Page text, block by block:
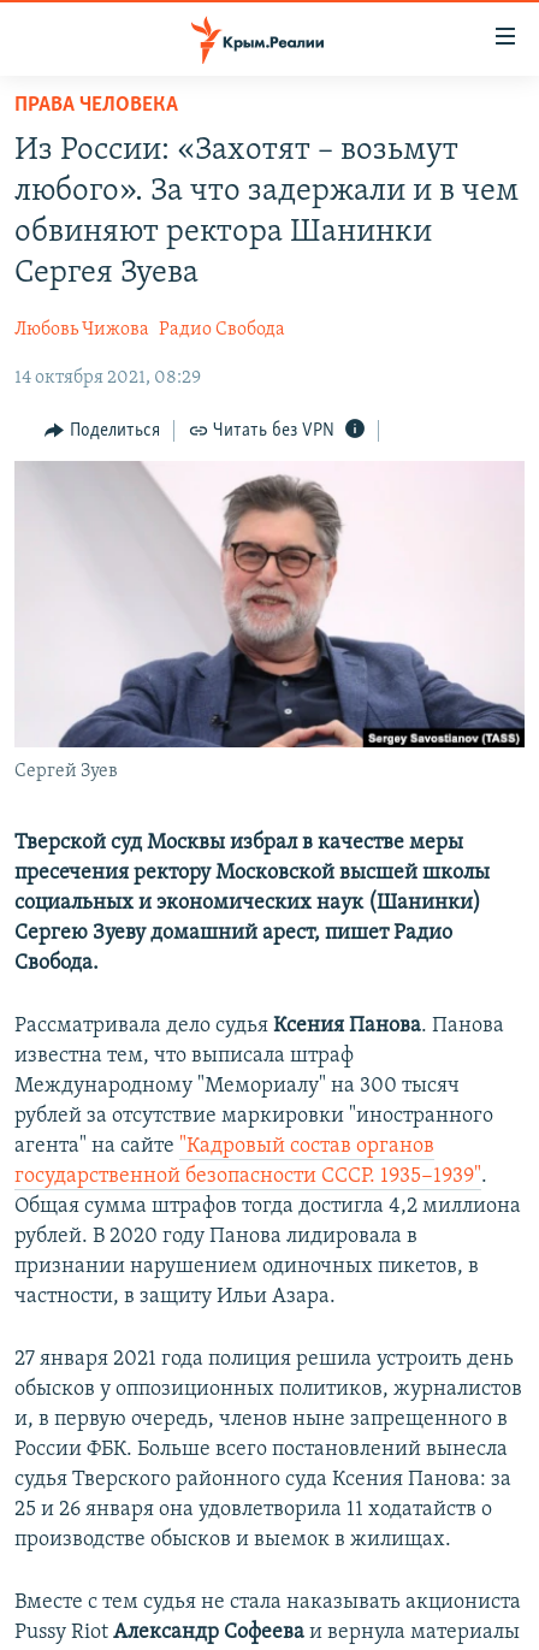
Вернуться
основному
содержанию
Вернутся
главной
Вернутся
СПЕЦПРОЕКТЫ
ГРУЗ 200
КАРТА ВОЕННЫХ ОБЪЕКТОВ КРЫМА
ВОДА
ИСТОРИЯ
ИНФОГРАФИКА
ТЕЛЕПРОЕКТ КРЫМ.РЕАЛИИ
СОВЕТЫ ПРАВОЗАЩИТНИКОВ
ПРОПАВШИЕ БЕЗ ВЕСТИ
ПОБЕДИТЕЛЕЙ НЕ СУДЯТ?
УКРАИНСКАЯ ПРОБЛЕМА КРЫМА
КАК ОБОЙТИ БЛОКИРОВКУ
Все сайты RFE/RL
ПРАВА ЧЕЛОВЕКА
Из России: «Захотят – возьмут
любого». За что задержали и в чем
обвиняют ректора Шанинки
Сергея Зуева
Любовь Чижова Радио Свобода
14 октября 2021, 08:29
Поделиться Читать без VPN
Сергей Зуев
Тверской суд Москвы избрал в качестве меры
пресечения ректору Московской высшей школы
социальных и экономических наук (Шанинки)
Сергею Зуеву домашний арест, пишет Радио
Свобода.
Рассматривала дело судья Ксения Панова. Панова
известна тем, что выписала штраф
Международному "Мемориалу" на 300 тысяч
рублей за отсутствие маркировки "иностранного
агента" на сайте "Кадровый состав органов
государственной безопасности СССР. 1935−1939".
Общая сумма штрафов тогда достигла 4,2 миллиона
рублей. В 2020 году Панова лидировала в
признании нарушением одиночных пикетов, в
частности, в защиту Ильи Азара.
27 января 2021 года полиция решила устроить день
обысков у оппозиционных политиков, журналистов
и, в первую очередь, членов ныне запрещенного в
России ФБК. Больше всего постановлений вынесла
судья Тверского районного суда Ксения Панова: за
25 и 26 января она удовлетворила 11 ходатайств о
производстве обысков и выемок в жилищах.
Вместе с тем судья не стала наказывать акциониста
Pussy Riot Александр Софеева и вернула материалы